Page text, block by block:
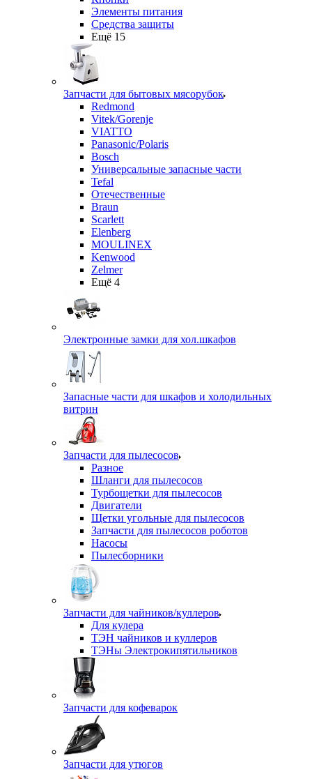
Элементы питания
Средства защиты
Ещё 15
Запчасти для бытовых мясорубок
Redmond
Vitek/Gorenje
VIATTO
Panasonic/Polaris
Bosch
Универсальные запасные части
Tefal
Отечественные
Braun
Scarlett
Elenberg
MOULINEX
Kenwood
Zelmer
Ещё 4
Электронные замки для хол.шкафов
Запасные части для шкафов и холодильных
витрин
Запчасти для пылесосов
Разное
Шланги для пылесосов
Турбощетки для пылесосов
Двигатели
Щетки угольные для пылесосов
Запчасти для пылесосов роботов
Насосы
Пылесборники
Запчасти для чайников/куллеров
Для кулера
ТЭН чайников и куллеров
ТЭНы Электрокипятильников
Запчасти для кофеварок
Запчасти для утюгов